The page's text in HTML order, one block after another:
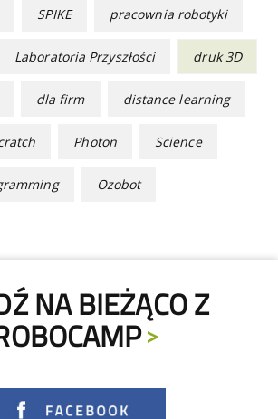
SPIKE pracownia robotyki
Laboratoria Przyszłości druk 3D
dla firm distance learning
Photon Science
Ozobot
NA BIEŻĄCO Z